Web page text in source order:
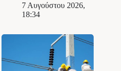
7 Αυγούστου 2026,
18:34